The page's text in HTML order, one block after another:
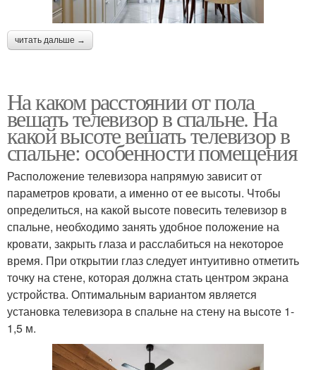
читать дальше →
На каком расстоянии от пола
вешать телевизор в спальне. На
какой высоте вешать телевизор в
спальне: особенности помещения
Расположение телевизора напрямую зависит от
параметров кровати, а именно от ее высоты. Чтобы
определиться, на какой высоте повесить телевизор в
спальне, необходимо занять удобное положение на
кровати, закрыть глаза и расслабиться на некоторое
время. При открытии глаз следует интуитивно отметить
точку на стене, которая должна стать центром экрана
устройства. Оптимальным вариантом является
установка телевизора в спальне на стену на высоте 1-
1,5 м.